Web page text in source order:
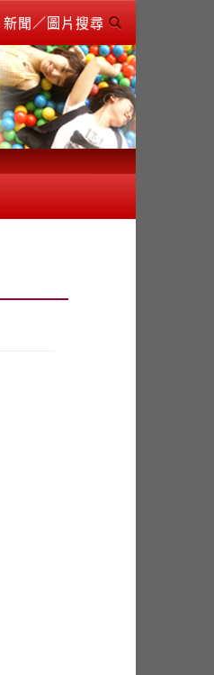
新聞／圖片搜尋